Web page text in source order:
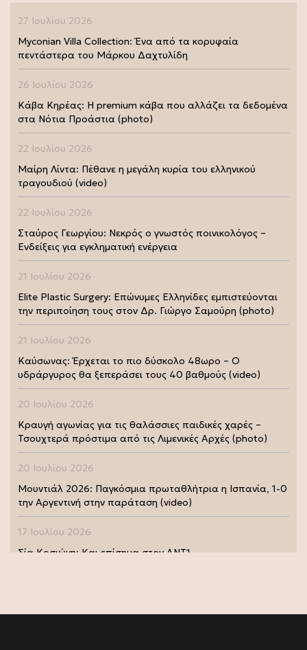
27 Ιουλίου 2026
Myconian Villa Collection: Ένα από τα κορυφαία
πεντάστερα του Μάρκου Δαχτυλίδη
26 Ιουλίου 2026
Κάβα Κηρέας: Η premium κάβα που αλλάζει τα δεδομένα
στα Νότια Προάστια (photo)
22 Ιουλίου 2026
Μαίρη Λίντα: Πέθανε η μεγάλη κυρία του ελληνικού
τραγουδιού (video)
22 Ιουλίου 2026
Σταύρος Γεωργίου: Νεκρός ο γνωστός ποινικολόγος –
Ενδείξεις για εγκληματική ενέργεια
21 Ιουλίου 2026
Elite Plastic Surgery: Επώνυμες Ελληνίδες εμπιστεύονται
την περιποίηση τους στον Δρ. Γιώργο Σαμούρη (photo)
21 Ιουλίου 2026
Καύσωνας: Έρχεται το πιο δύσκολο 48ωρο – Ο
υδράργυρος θα ξεπεράσει τους 40 βαθμούς (video)
20 Ιουλίου 2026
Κραυγή αγωνίας για τις θαλάσσιες παιδικές χαρές –
Τσουχτερά πρόστιμα από τις Λιμενικές Αρχές (photo)
20 Ιουλίου 2026
Μουντιάλ 2026: Παγκόσμια πρωταθλήτρια η Ισπανία, 1-0
την Αργεντινή στην παράταση (video)
17 Ιουλίου 2026
Σία Κοσιώνη: Και επίσημα στον ΑΝΤ1
της Μάρως Κοντού (photo)